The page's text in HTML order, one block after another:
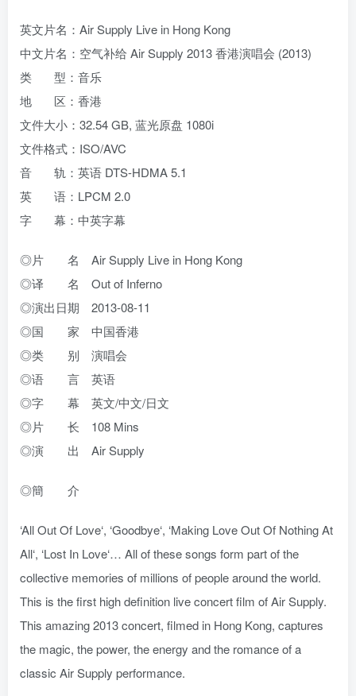
英文片名：Air Supply Live in Hong Kong
中文片名：空气补给 Air Supply 2013 香港演唱会 (2013)
类 型：音乐
地 区：香港
文件大小：32.54 GB, 蓝光原盘 1080i
文件格式：ISO/AVC
音 轨：英语 DTS-HDMA 5.1
英 语：LPCM 2.0
字 幕：中英字幕
◎片 名 Air Supply Live in Hong Kong
◎译 名 Out of Inferno
◎演出日期 2013-08-11
◎国 家 中国香港
◎类 别 演唱会
◎语 言 英语
◎字 幕 英文/中文/日文
◎片 长 108 Mins
◎演 出 Air Supply
◎簡 介
‘All Out Of Love‘, ‘Goodbye‘, ‘Making Love Out Of Nothing At
All‘, ‘Lost In Love‘… All of these songs form part of the
collective memories of millions of people around the world.
This is the first high definition live concert film of Air Supply.
This amazing 2013 concert, filmed in Hong Kong, captures
the magic, the power, the energy and the romance of a
classic Air Supply performance.